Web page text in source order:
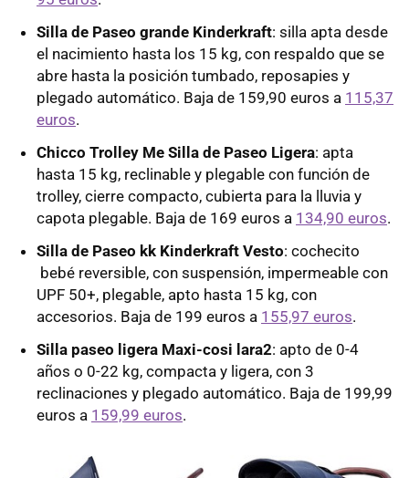
Silla de Paseo grande Kinderkraft: silla apta desde
el nacimiento hasta los 15 kg, con respaldo que se
abre hasta la posición tumbado, reposapies y
plegado automático. Baja de 159,90 euros a 115,37
euros.
Chicco Trolley Me Silla de Paseo Ligera: apta
hasta 15 kg, reclinable y plegable con función de
trolley, cierre compacto, cubierta para la lluvia y
capota plegable. Baja de 169 euros a 134,90 euros.
Silla de Paseo kk Kinderkraft Vesto: cochecito
bebé reversible, con suspensión, impermeable con
UPF 50+, plegable, apto hasta 15 kg, con
accesorios. Baja de 199 euros a 155,97 euros.
Silla paseo ligera Maxi-cosi lara2: apto de 0-4
años o 0-22 kg, compacta y ligera, con 3
reclinaciones y plegado automático. Baja de 199,99
euros a 159,99 euros.